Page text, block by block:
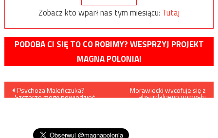
Zobacz kto wparł nas tym miesiącu: Tutaj
PODOBA CI SIĘ TO CO ROBIMY? WESPRZYJ PROJEKT
MAGNA POLONIA!
Nawigacja
Psychoza Maleńczuka?
„Szczerze mogę powiedzieć,
Morawiecki wycofuje się z
absurdalnego pomysłu